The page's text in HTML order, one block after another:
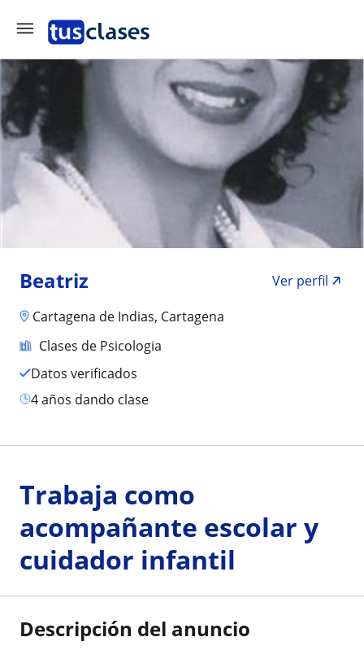
Beatriz
Ver perfil
Cartagena de Indias, Cartagena
Clases de Psicologia
Datos verificados
4 años dando clase
Trabaja como
acompañante escolar y
cuidador infantil
Descripción del anuncio